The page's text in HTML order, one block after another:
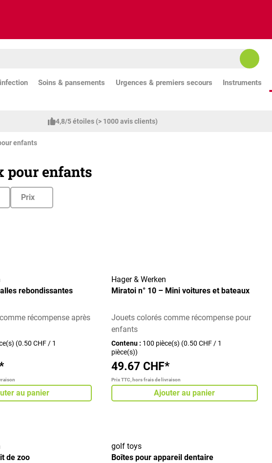
Soins & pansements Urgences & premiers secours Instruments
4,8/5 étoiles (> 1000 avis clients)
enfants
pour enfants
Prix
rebondissantes
récompense après
(0.50 CHF / 1
au panier
Hager & Werken
Miratoi n° 10 – Mini voitures et bateaux
Jouets colorés comme récompense pour
enfants
Contenu : 100 pièce(s) (0.50 CHF / 1
pièce(s))
49.67 CHF*
Prix TTC, hors frais de livraison
Ajouter au panier
de zoo
golf toys
Boîtes pour appareil dentaire